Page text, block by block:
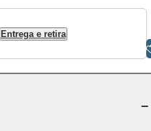
Entrega e retira